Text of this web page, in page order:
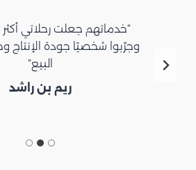
“خدماتهم جعلت رحلاتي أكثر
وجرّبوا شخصيًا جودة الإنتاج
البيع”
ريم بن راشد